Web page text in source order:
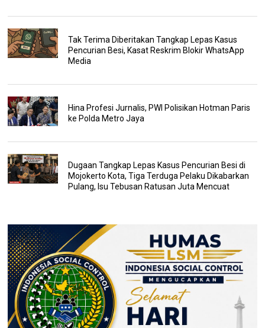
Tak Terima Diberitakan Tangkap Lepas Kasus
Pencurian Besi, Kasat Reskrim Blokir WhatsApp
Media
Hina Profesi Jurnalis, PWI Polisikan Hotman Paris
ke Polda Metro Jaya
Dugaan Tangkap Lepas Kasus Pencurian Besi di
Mojokerto Kota, Tiga Terduga Pelaku Dikabarkan
Pulang, Isu Tebusan Ratusan Juta Mencuat